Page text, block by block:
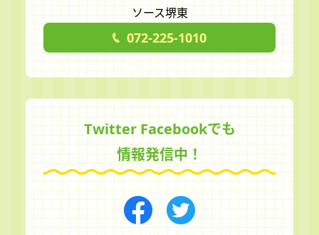
ソース堺東
072-225-1010
Twitter Facebookでも
情報発信中！